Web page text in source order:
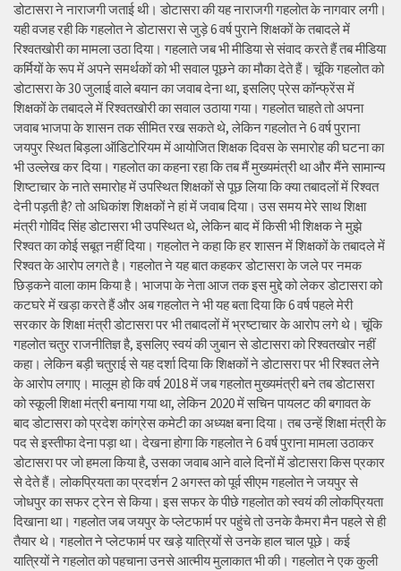
डोटासरा ने नाराजगी जताई थी। डोटासरा की यह नाराजगी गहलोत के नागवार लगी।
यही वजह रही कि गहलोत ने डोटासरा से जुड़े 6 वर्ष पुराने शिक्षकों के तबादले में
रिश्वतखोरी का मामला उठा दिया। गहलाते जब भी मीडिया से संवाद करते हैं तब मीडिया
कर्मियों के रूप में अपने समर्थकों को भी सवाल पूछने का मौका देते हैं। चूंकि गहलोत को
डोटासरा के 30 जुलाई वाले बयान का जवाब देना था, इसलिए प्रेस कॉन्फ्रेंस में
शिक्षकों के तबादले में रिश्वतखोरी का सवाल उठाया गया। गहलोत चाहते तो अपना
जवाब भाजपा के शासन तक सीमित रख सकते थे, लेकिन गहलोत ने 6 वर्ष पुराना
जयपुर स्थित बिड़ला ऑडिटोरियम में आयोजित शिक्षक दिवस के समारोह की घटना का
भी उल्लेख कर दिया। गहलोत का कहना रहा कि तब मैं मुख्यमंत्री था और मैंने सामान्य
शिष्टाचार के नाते समारोह में उपस्थित शिक्षकों से पूछ लिया कि क्या तबादलों में रिश्वत
देनी पड़ती है? तो अधिकांश शिक्षकों ने हां में जवाब दिया। उस समय मेरे साथ शिक्षा
मंत्री गोविंद सिंह डोटासरा भी उपस्थित थे, लेकिन बाद में किसी भी शिक्षक ने मुझे
रिश्वत का कोई सबूत नहीं दिया। गहलोत ने कहा कि हर शासन में शिक्षकों के तबादले में
रिश्वत के आरोप लगते है। गहलोत ने यह बात कहकर डोटासरा के जले पर नमक
छिड़कने वाला काम किया है। भाजपा के नेता आज तक इस मुद्दे को लेकर डोटासरा को
कटघरे में खड़ा करते हैं और अब गहलोत ने भी यह बता दिया कि 6 वर्ष पहले मेरी
सरकार के शिक्षा मंत्री डोटासरा पर भी तबादलों में भ्रष्टाचार के आरोप लगे थे। चूंकि
गहलोत चतुर राजनीतिज्ञ है, इसलिए स्वयं की जुबान से डोटासरा को रिश्वतखोर नहीं
कहा। लेकिन बड़ी चतुराई से यह दर्शा दिया कि शिक्षकों ने डोटासरा पर भी रिश्वत लेने
के आरोप लगाए। मालूम हो कि वर्ष 2018 में जब गहलोत मुख्यमंत्री बने तब डोटासरा
को स्कूली शिक्षा मंत्री बनाया गया था, लेकिन 2020 में सचिन पायलट की बगावत के
बाद डोटासरा को प्रदेश कांग्रेस कमेटी का अध्यक्ष बना दिया। तब उन्हें शिक्षा मंत्री के
पद से इस्तीफा देना पड़ा था। देखना होगा कि गहलोत ने 6 वर्ष पुराना मामला उठाकर
डोटासरा पर जो हमला किया है, उसका जवाब आने वाले दिनों में डोटासरा किस प्रकार
से देते हैं। लोकप्रियता का प्रदर्शन 2 अगस्त को पूर्व सीएम गहलोत ने जयपुर से
जोधपुर का सफर ट्रेन से किया। इस सफर के पीछे गहलोत को स्वयं की लोकप्रियता
दिखाना था। गहलोत जब जयपुर के प्लेटफार्म पर पहुंचे तो उनके कैमरा मैन पहले से ही
तैयार थे। गहलोत ने प्लेटफार्म पर खड़े यात्रियों से उनके हाल चाल पूछे। कई
यात्रियों ने गहलोत को पहचाना उनसे आत्मीय मुलाकात भी की। गहलोत ने एक कुली